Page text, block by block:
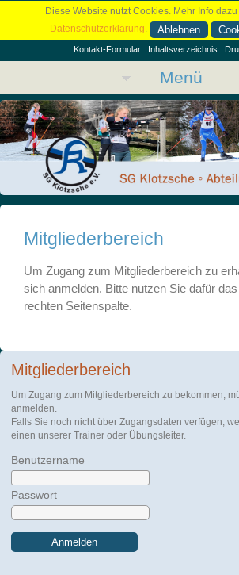
Diese Website nutzt Cookies. Mehr Info
Datenschutzerklärung. Ablehnen
Kontakt-Formular Inhaltsverzeichnis
Menü
Mitgliederbereich
Um Zugang zum Mitgliederbereich zu
sich anmelden. Bitte nutzen Sie dafür
rechten Seitenspalte.
Mitgliederbereich
Um Zugang zum Mitgliederbereich zu bekommen,
anmelden.
Falls Sie noch nicht über Zugangsdaten verfügen,
einen unserer Trainer oder Übungsleiter.
Benutzername
Passwort
Anmelden